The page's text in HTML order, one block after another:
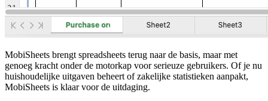
MobiSheets brengt spreadsheets terug naar de basis, maar met
genoeg kracht onder de motorkap voor serieuze gebruikers. Of je nu
huishoudelijke uitgaven beheert of zakelijke statistieken aanpakt,
MobiSheets is klaar voor de uitdaging.